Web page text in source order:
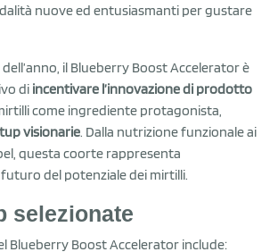
nuove ed entusiasmanti per gustare
dell’anno, il Blueberry Boost Accelerator è
di incentivare l’innovazione di prodotto
come ingrediente protagonista,
visionarie. Dalla nutrizione funzionale ai
questa coorte rappresenta
del potenziale dei mirtilli.
selezionate
Blueberry Boost Accelerator include: